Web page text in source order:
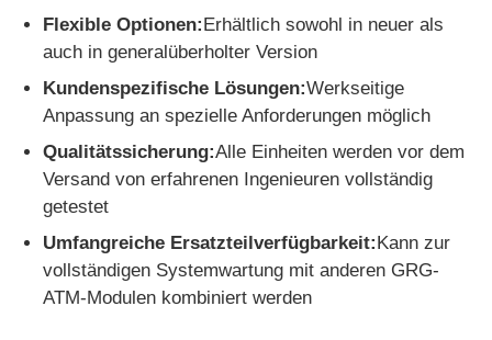
Karten-Drucker
Pos-Maschine
Ersatzteile für Geldautomaten
Geldautomat
Flexible Optionen:Erhältlich sowohl in neuer als
auch in generalüberholter Version
Kundenspezifische Lösungen:Werkseitige
Anpassung an spezielle Anforderungen möglich
Qualitätssicherung:Alle Einheiten werden vor dem
Versand von erfahrenen Ingenieuren vollständig
getestet
Umfangreiche Ersatzteilverfügbarkeit:Kann zur
vollständigen Systemwartung mit anderen GRG-
ATM-Modulen kombiniert werden